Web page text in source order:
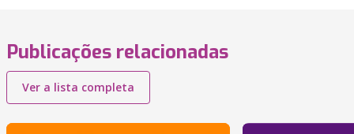
Publicações relacionadas
Ver a lista completa